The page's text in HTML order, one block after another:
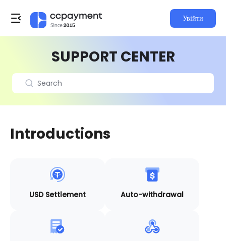
Увійти
SUPPORT CENTER
Introductions
USD Settlement Auto-withdrawal